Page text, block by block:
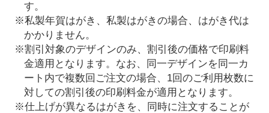
す。
※私製年賀はがき、私製はがきの場合、はがき代は
かかりません。
※割引対象のデザインのみ、割引後の価格で印刷料
金適用となります。なお、同一デザインを同一カ
ート内で複数回ご注文の場合、1回のご利用枚数に
対しての割引後の印刷料金が適用となります。
※仕上げが異なるはがきを、同時に注文することが